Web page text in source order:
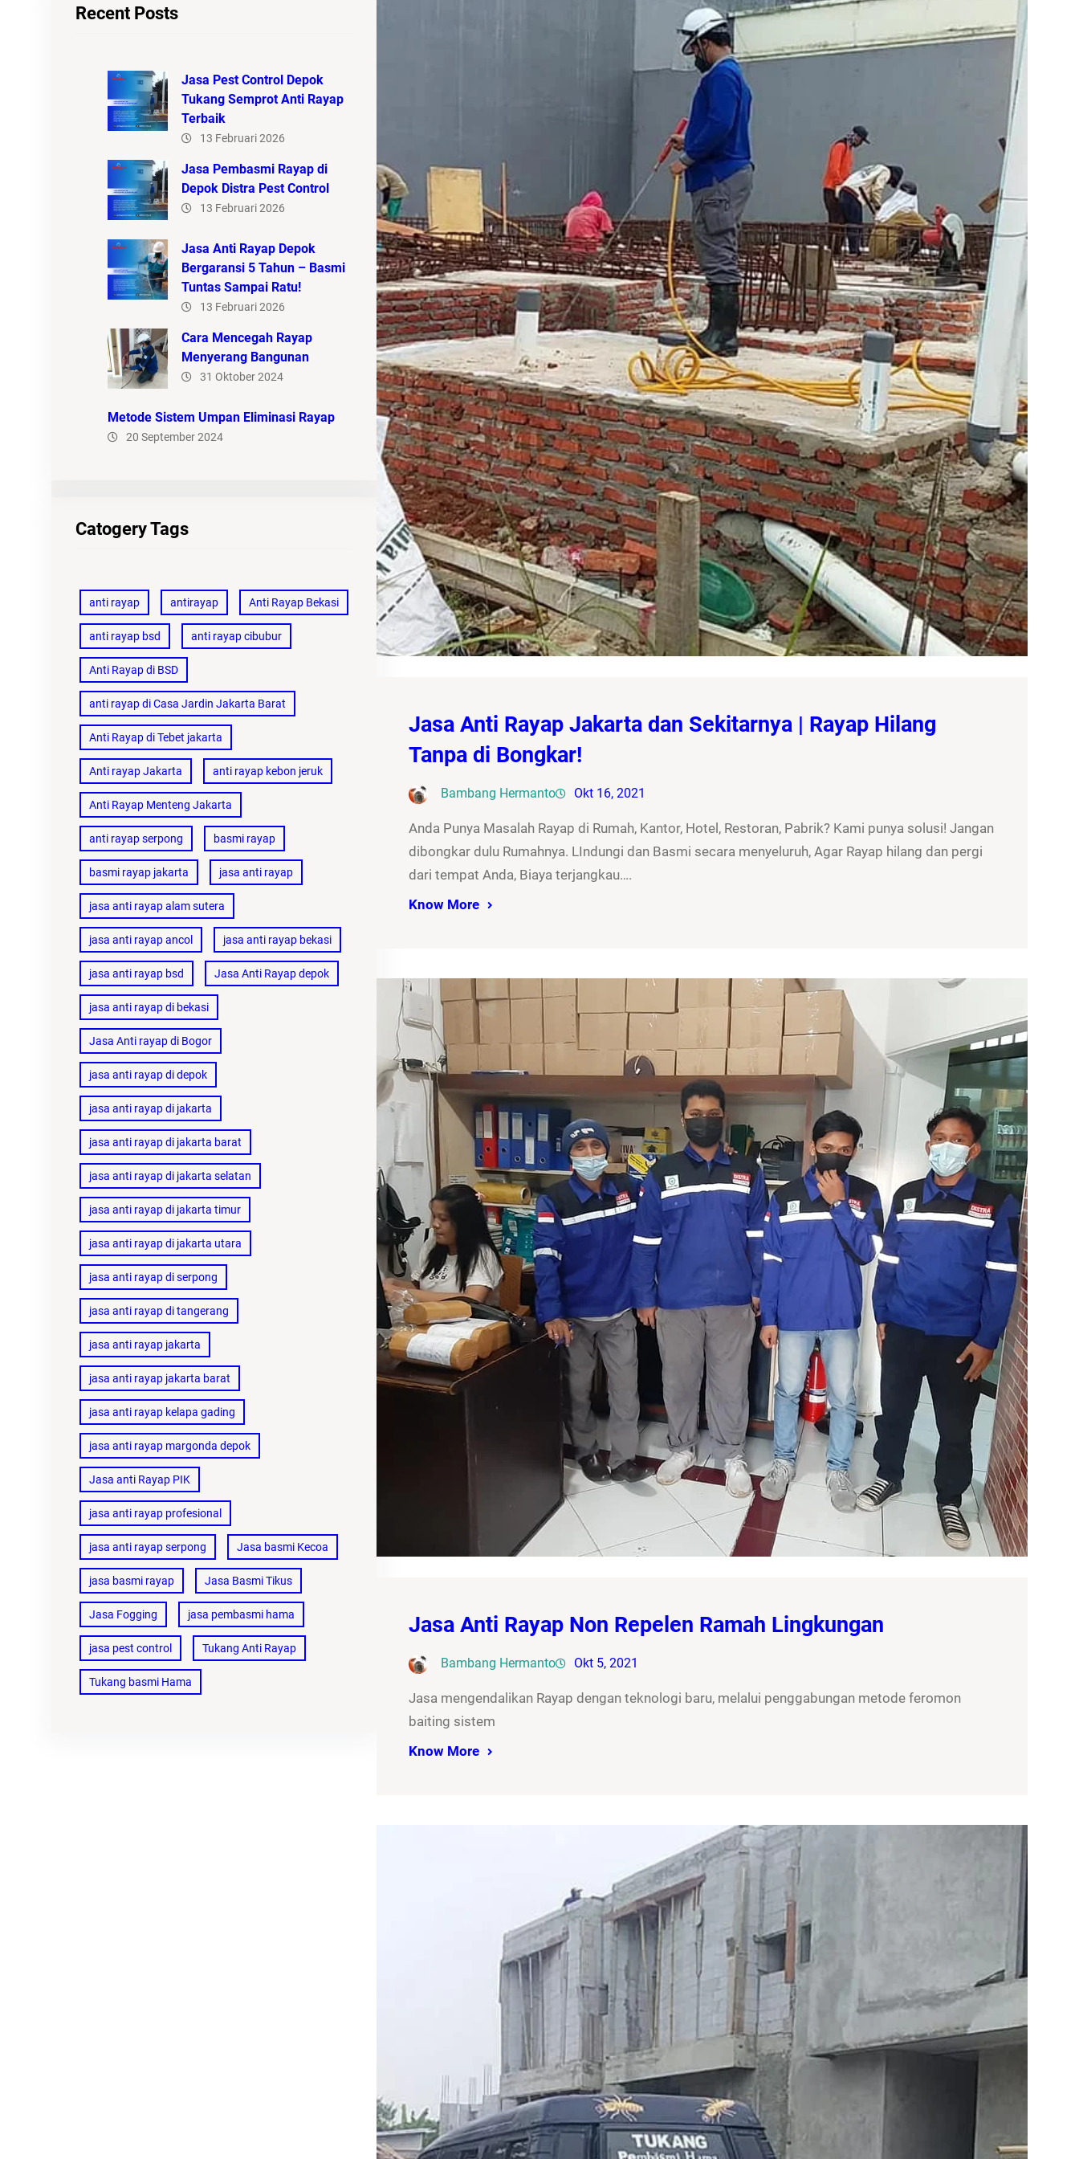
Recent Posts
Jasa Pest Control Depok
Tukang Semprot Anti Rayap
Terbaik
13 Februari 2026
Jasa Pembasmi Rayap di
Depok Distra Pest Control
13 Februari 2026
Jasa Anti Rayap Depok
Bergaransi 5 Tahun – Basmi
Tuntas Sampai Ratu!
13 Februari 2026
Cara Mencegah Rayap
Menyerang Bangunan
31 Oktober 2024
Metode Sistem Umpan Eliminasi Rayap
20 September 2024
Catogery Tags
anti rayap antirayap Anti Rayap Bekasi
anti rayap bsd anti rayap cibubur
Anti Rayap di BSD
anti rayap di Casa Jardin Jakarta Barat
Anti Rayap di Tebet jakarta
Anti rayap Jakarta anti rayap kebon jeruk
Anti Rayap Menteng Jakarta
anti rayap serpong basmi rayap
basmi rayap jakarta jasa anti rayap
jasa anti rayap alam sutera
jasa anti rayap ancol jasa anti rayap bekasi
jasa anti rayap bsd Jasa Anti Rayap depok
jasa anti rayap di bekasi
Jasa Anti rayap di Bogor
jasa anti rayap di depok
jasa anti rayap di jakarta
jasa anti rayap di jakarta barat
jasa anti rayap di jakarta selatan
jasa anti rayap di jakarta timur
jasa anti rayap di jakarta utara
jasa anti rayap di serpong
jasa anti rayap di tangerang
jasa anti rayap jakarta
jasa anti rayap jakarta barat
jasa anti rayap kelapa gading
jasa anti rayap margonda depok
Jasa anti Rayap PIK
jasa anti rayap profesional
jasa anti rayap serpong Jasa basmi Kecoa
jasa basmi rayap Jasa Basmi Tikus
Jasa Fogging jasa pembasmi hama
jasa pest control Tukang Anti Rayap
Tukang basmi Hama
Jasa Anti Rayap Jakarta dan Sekitarnya | Rayap Hilang
Tanpa di Bongkar!
Bambang Hermanto Okt 16, 2021
Anda Punya Masalah Rayap di Rumah, Kantor, Hotel, Restoran, Pabrik? Kami punya solusi! Jangan
dibongkar dulu Rumahnya. LIndungi dan Basmi secara menyeluruh, Agar Rayap hilang dan pergi
dari tempat Anda, Biaya terjangkau….
Know More
Jasa Anti Rayap Non Repelen Ramah Lingkungan
Bambang Hermanto Okt 5, 2021
Jasa mengendalikan Rayap dengan teknologi baru, melalui penggabungan metode feromon
baiting sistem
Know More